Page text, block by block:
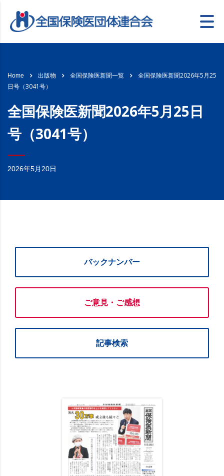
Home 出版物 全国保険医新聞一覧
全国保険医新聞2026年5月25
日号（3041号）
全国保険医新聞2026年5月25日
号（3041号）
2026年5月20日
バックナンバー
ご意見・ご感想
記事検索